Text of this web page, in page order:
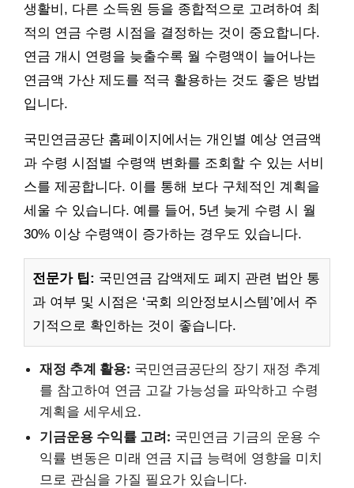
생활비, 다른 소득원 등을 종합적으로 고려하여 최
적의 연금 수령 시점을 결정하는 것이 중요합니다.
연금 개시 연령을 늦출수록 월 수령액이 늘어나는
연금액 가산 제도를 적극 활용하는 것도 좋은 방법
입니다.
국민연금공단 홈페이지에서는 개인별 예상 연금액
과 수령 시점별 수령액 변화를 조회할 수 있는 서비
스를 제공합니다. 이를 통해 보다 구체적인 계획을
세울 수 있습니다. 예를 들어, 5년 늦게 수령 시 월
30% 이상 수령액이 증가하는 경우도 있습니다.
전문가 팁: 국민연금 감액제도 폐지 관련 법안 통
과 여부 및 시점은 ‘국회 의안정보시스템’에서 주
기적으로 확인하는 것이 좋습니다.
재정 추계 활용: 국민연금공단의 장기 재정 추계
를 참고하여 연금 고갈 가능성을 파악하고 수령
계획을 세우세요.
기금운용 수익률 고려: 국민연금 기금의 운용 수
익률 변동은 미래 연금 지급 능력에 영향을 미치
므로 관심을 가질 필요가 있습니다.